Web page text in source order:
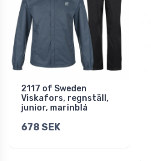
2117 of Sweden
Viskafors, regnställ,
junior, marinblå
678 SEK